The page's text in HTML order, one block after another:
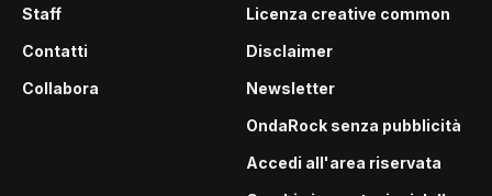
Staff
Contatti
Collabora
Licenza creative common
Disclaimer
Newsletter
OndaRock senza pubblicità
Accedi all'area riservata